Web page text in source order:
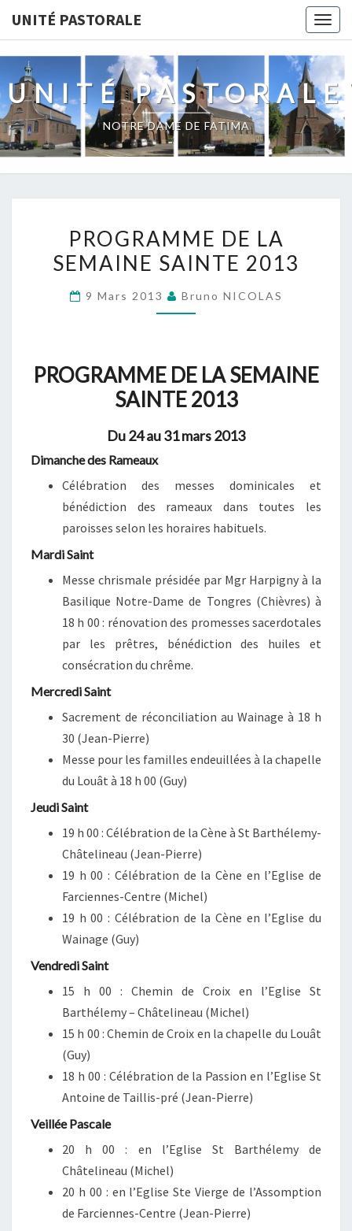
content
UNITÉ PASTORALE
UNITÉ PASTORALE
NOTRE DAME DE FATIMA
DE
LA
SAINTE
PROGRAMME DE LA
SEMAINE SAINTE 2013
9 Mars 2013 Bruno NICOLAS
PROGRAMME DE LA SEMAINE
SAINTE 2013
Du 24 au 31 mars 2013
Dimanche des Rameaux
Célébration des messes dominicales et
bénédiction des rameaux dans toutes les
paroisses selon les horaires habituels.
Mardi Saint
Messe chrismale présidée par Mgr Harpigny à la
Basilique Notre-Dame de Tongres (Chièvres) à
18 h 00 : rénovation des promesses sacerdotales
par les prêtres, bénédiction des huiles et
consécration du chrême.
Mercredi Saint
Sacrement de réconciliation au Wainage à 18 h
30 (Jean-Pierre)
Messe pour les familles endeuillées à la chapelle
du Louât à 18 h 00 (Guy)
Jeudi Saint
19 h 00 : Célébration de la Cène à St Barthélemy-
Châtelineau (Jean-Pierre)
19 h 00 : Célébration de la Cène en l’Eglise de
Farciennes-Centre (Michel)
19 h 00 : Célébration de la Cène en l’Eglise du
Wainage (Guy)
Vendredi Saint
15 h 00 : Chemin de Croix en l’Eglise St
Barthélemy – Châtelineau (Michel)
15 h 00 : Chemin de Croix en la chapelle du Louât
(Guy)
18 h 00 : Célébration de la Passion en l’Eglise St
Antoine de Taillis-pré (Jean-Pierre)
Veillée Pascale
20 h 00 : en l’Eglise St Barthélemy de
Châtelineau (Michel)
20 h 00 : en l’Eglise Ste Vierge de l’Assomption
de Farciennes-Centre (Jean-Pierre)